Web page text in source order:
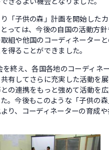
「子供の森」計画を開始した
っては、今後の自国の活動方
組や他国のコーディネーター
得ることができました。
終え、各国各地のコーディネ
有してさらに充実した活動を
の連携をもっと強めて活動を
。今後もこのような「子供の
り、コーディネーターの育成